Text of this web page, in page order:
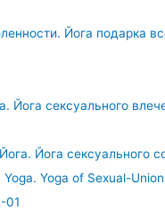
Йога подарка
Йога сексуального
Йога сексуального
Yoga of Sexual-
01